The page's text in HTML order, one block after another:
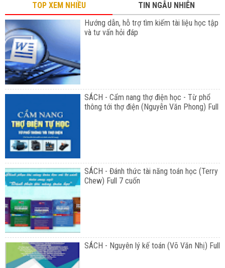
TOP XEM NHIỀU
TIN NGẪU NHIÊN
Hướng dẫn, hỗ trợ tìm kiếm tài liệu học tập
và tư vấn hỏi đáp
SÁCH - Cẩm nang thợ điện học - Từ phổ
thông tới thợ điện (Nguyễn Văn Phong) Full
SÁCH - Đánh thức tài năng toán học (Terry
Chew) Full 7 cuốn
SÁCH - Nguyên lý kế toán (Võ Văn Nhị) Full